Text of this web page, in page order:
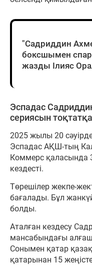
"Садриддин
боксшымен
жазды Ілияс
Эспадас
сериясын
2025 жылы 20
Эспадас АҚШ-тың
Коммерс қаласында
кездесті.
Төрешілер жекпе-
бағалады. Бұл
болды.
Аталған кездесу
мансабындағы
Сонымен қатар
қатарынан 15